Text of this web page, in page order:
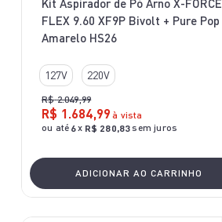
Kit Aspirador de Pó Arno X-FORCE
FLEX 9.60 XF9P Bivolt + Pure Pop
Amarelo HS26
127V 220V
R$ 2.049,99
R$ 1 .684,99 à vista
ou até 6x R$ 280,83sem juros
ADICIONAR AO CARRINHO